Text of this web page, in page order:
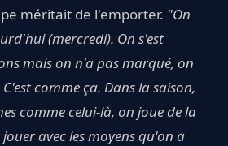
méritait de l'emporter. "On
(mercredi). On s'est
mais on n'a pas marqué, on
C'est comme ça. Dans la saison,
comme celui-là, on joue de la
avec les moyens qu'on a